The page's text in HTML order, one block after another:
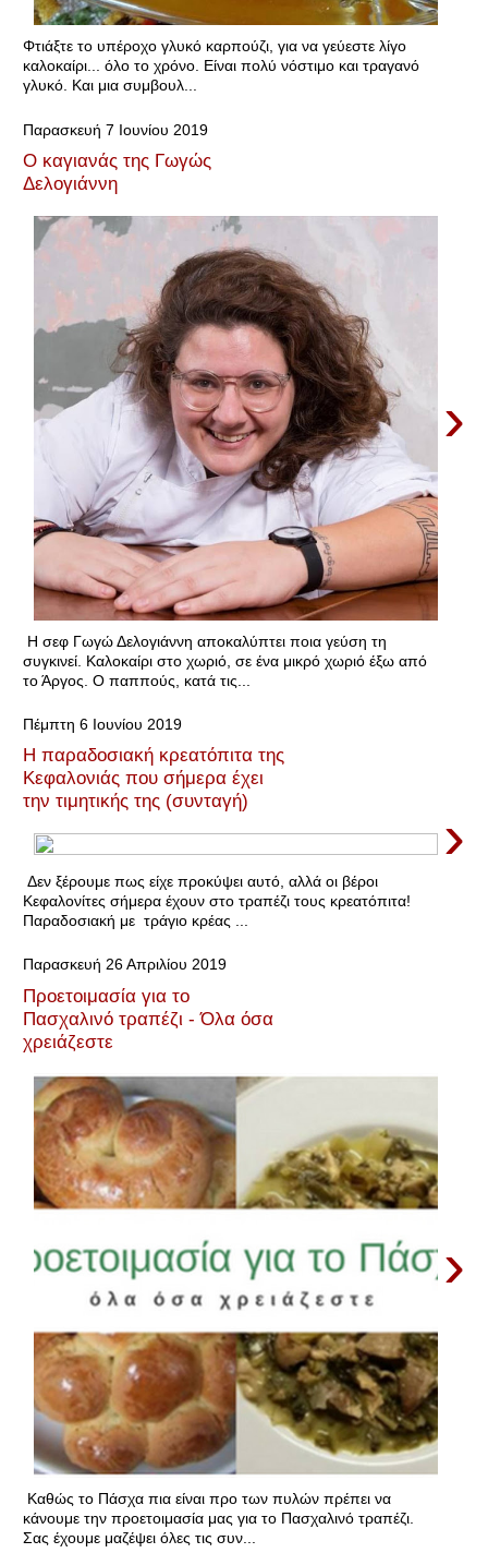
Φτιάξτε το υπέροχο γλυκό καρπούζι, για να γεύεστε λίγο
καλοκαίρι... όλο το χρόνο. Είναι πολύ νόστιμο και τραγανό
γλυκό. Και μια συμβουλ...
Παρασκευή 7 Ιουνίου 2019
Ο καγιανάς της Γωγώς
Δελογιάννη
›
Η σεφ Γωγώ Δελογιάννη αποκαλύπτει ποια γεύση τη
συγκινεί. Καλοκαίρι στο χωριό, σε ένα μικρό χωριό έξω από
το Άργος. Ο παππούς, κατά τις...
Πέμπτη 6 Ιουνίου 2019
Η παραδοσιακή κρεατόπιτα της
Κεφαλονιάς που σήμερα έχει
την τιμητικής της (συνταγή)
›
Δεν ξέρουμε πως είχε προκύψει αυτό, αλλά οι βέροι
Κεφαλονίτες σήμερα έχουν στο τραπέζι τους κρεατόπιτα!
Παραδοσιακή με τράγιο κρέας ...
Παρασκευή 26 Απριλίου 2019
Προετοιμασία για το
Πασχαλινό τραπέζι - Όλα όσα
χρειάζεστε
›
Καθώς το Πάσχα πια είναι προ των πυλών πρέπει να
κάνουμε την προετοιμασία μας για το Πασχαλινό τραπέζι.
Σας έχουμε μαζέψει όλες τις συν...